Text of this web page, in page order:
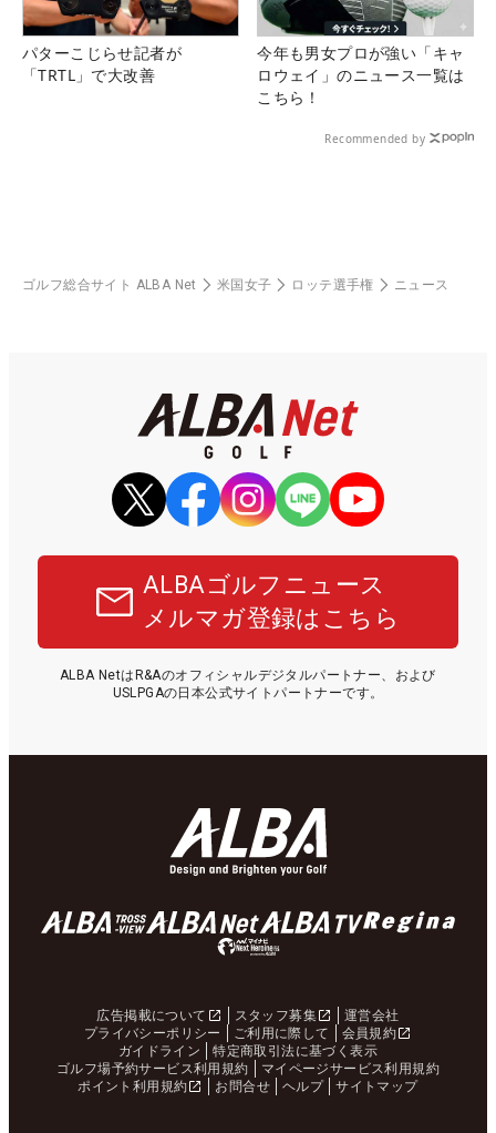
パターこじらせ記者が
「TRTL」で大改善
今年も男女プロが強い「キャ
ロウェイ」のニュース一覧は
こちら！
Recommended by
ゴルフ総合サイト ALBA Net 米国女子 ロッテ選手権 ニュース
ALBAゴルフニュース
メルマガ登録はこちら
ALBA NetはR&Aのオフィシャルデジタルパートナー、および
USLPGAの日本公式サイトパートナーです。
広告掲載について スタッフ募集
運営会社
プライバシーポリシー
ご利用に際して
会員規約
ガイドライン
特定商取引法に基づく表示
ゴルフ場予約サービス利用規約
マイページサービス利用規約
ポイント利用規約
お問合せ ヘルプ サイトマップ